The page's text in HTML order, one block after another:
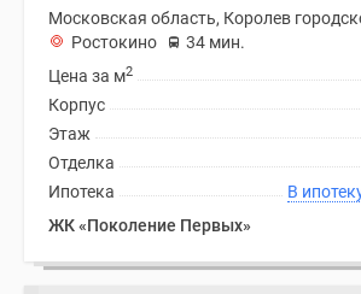
Московская область, Королев
Ростокино
34 мин.
Цена за м2
Корпус
Этаж
Отделка
Ипотека
ЖК «Поколение Первых»